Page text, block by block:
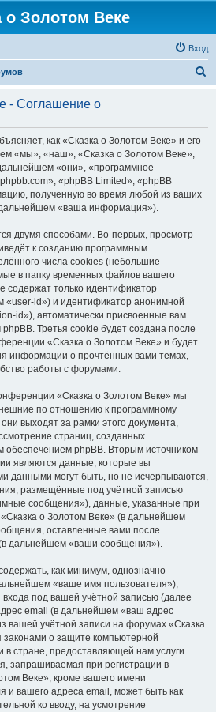
о Золотом Веке
Вход
с
- Соглашение о
как «Сказка о Золотом Веке» и его
«мы», «наш», «Сказка о Золотом Веке»,
«они», «программное
«phpBB Limited», «phpBB
полученную во время любой из ваших
дальнейшем «ваша информация»).
двумя способами. Во-первых, просмотр
к созданию программным
числа cookies (небольшие
в папку временных файлов вашего
содержат только идентификатор
«user-id») и идентификатор анонимной
id»), автоматически присвоенные вам
Третья cookie будет создана после
«Сказка о Золотом Веке» и будет
информации о прочтённых вами темах,
работы с форумами.
«Сказка о Золотом Веке» мы
по отношению к программному
выходят за рамки этого документа,
страниц, созданных
обеспечением phpBB. Вторым источником
являются данные, которые вы
данными могут быть, но не исчерпываются,
размещённые под учётной записью
сообщения»), данные, указанные при
о Золотом Веке» (в дальнейшем
оставленные вами после
дальнейшем «ваши сообщения»).
как минимум, однозначно
«ваше имя пользователя»),
под вашей учётной записью (далее
email (в дальнейшем «ваш адрес
учётной записи на форумах «Сказка
законами о защите компьютерной
стране, предоставляющей нам услуги
запрашиваемая при регистрации в
Веке», кроме вашего имени
и вашего адреса email, может быть как
ко вводу, на усмотрение